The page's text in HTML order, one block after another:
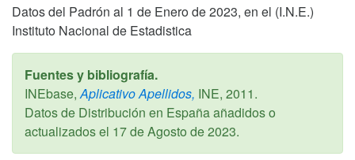
Datos del Padrón al 1 de Enero de 2023, en el (I.N.E.)
Instituto Nacional de Estadistica
Fuentes y bibliografía.
INEbase, Aplicativo Apellidos, INE, 2011.
Datos de Distribución en España añadidos o
actualizados el 17 de Agosto de 2023.